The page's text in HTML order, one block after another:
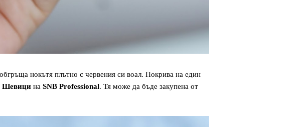
нокътя плътно с червения си воал. Покрива на един
Шевици на SNB Professional. Тя може да бъде закупенa от